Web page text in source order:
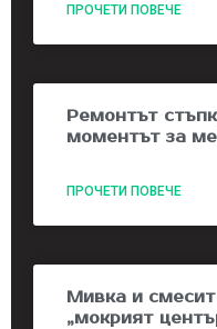
ПРОЧЕТИ ПОВЕЧЕ
Ремонтът
моментът за
ПРОЧЕТИ ПОВЕЧЕ
Мивка и
„мокрият